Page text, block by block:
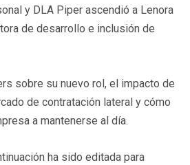
y DLA Piper ascendió a Lenora
de desarrollo e inclusión de
sobre su nuevo rol, el impacto de
de contratación lateral y cómo
a mantenerse al día.
ha sido editada para